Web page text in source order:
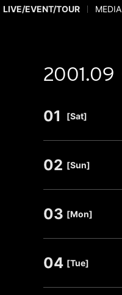
LIVE/EVENT/TOUR MEDIA
2001.09
01 [Sat]
02 [Sun]
03 [Mon]
04 [Tue]